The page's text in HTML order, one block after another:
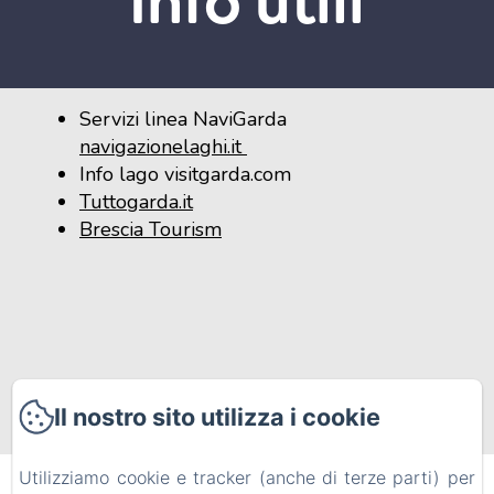
Servizi linea NaviGarda
navigazionelaghi.it
Info lago visitgarda.com
Tuttogarda.it
Brescia Tourism
Il nostro sito utilizza i cookie
Utilizziamo cookie e tracker (anche di terze parti) per